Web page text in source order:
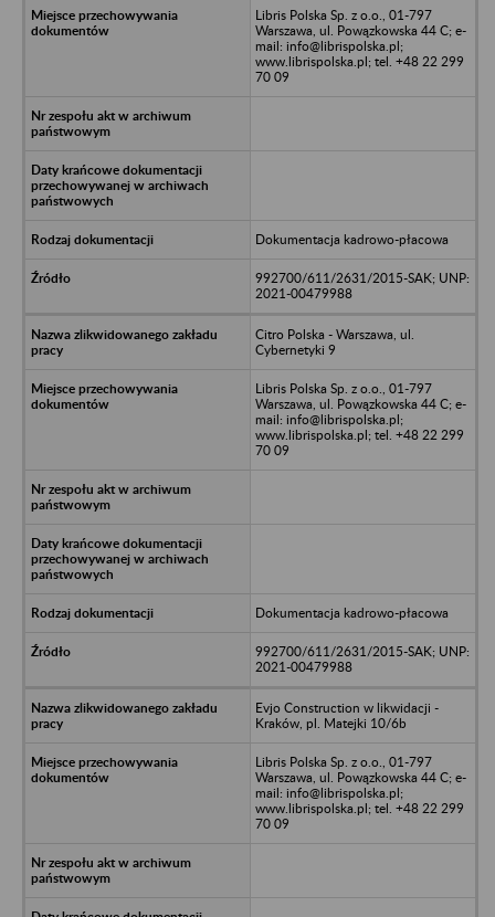
Libris Polska Sp. z o.o., 01-797
Warszawa, ul. Powązkowska 44 C; e-
mail: info@librispolska.pl;
www.librispolska.pl; tel. +48 22 299
70 09
Dokumentacja kadrowo-płacowa
992700/611/2631/2015-SAK; UNP:
2021-00479988
Citro Polska - Warszawa, ul.
Cybernetyki 9
Libris Polska Sp. z o.o., 01-797
Warszawa, ul. Powązkowska 44 C; e-
mail: info@librispolska.pl;
www.librispolska.pl; tel. +48 22 299
70 09
Dokumentacja kadrowo-płacowa
992700/611/2631/2015-SAK; UNP:
2021-00479988
Evjo Construction w likwidacji -
Kraków, pl. Matejki 10/6b
Libris Polska Sp. z o.o., 01-797
Warszawa, ul. Powązkowska 44 C; e-
mail: info@librispolska.pl;
www.librispolska.pl; tel. +48 22 299
70 09